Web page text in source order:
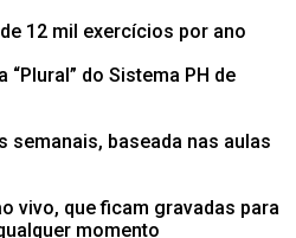
12 mil exercícios por ano
do Sistema PH de
semanais, baseada nas aulas
vivo, que ficam gravadas para
momento